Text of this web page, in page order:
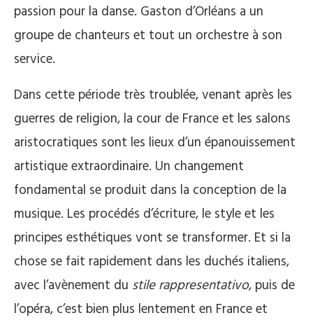
passion pour la danse. Gaston d’Orléans a un
groupe de chanteurs et tout un orchestre à son
service.
Dans cette période très troublée, venant après les
guerres de religion, la cour de France et les salons
aristocratiques sont les lieux d’un épanouissement
artistique extraordinaire. Un changement
fondamental se produit dans la conception de la
musique. Les procédés d’écriture, le style et les
principes esthétiques vont se transformer. Et si la
chose se fait rapidement dans les duchés italiens,
avec l’avènement du stile rappresentativo, puis de
l’opéra, c’est bien plus lentement en France et